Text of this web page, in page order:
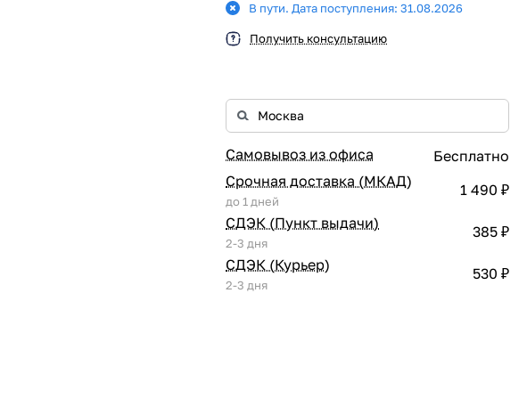
В пути. Дата поступления: 31.08.2026
Получить консультацию
Самовывоз из офиса
Бесплатно
Срочная доставка (МКАД)
до 1 дней
1 490 ₽
СДЭК (Пункт выдачи)
2-3 дня
385 ₽
СДЭК (Курьер)
2-3 дня
530 ₽